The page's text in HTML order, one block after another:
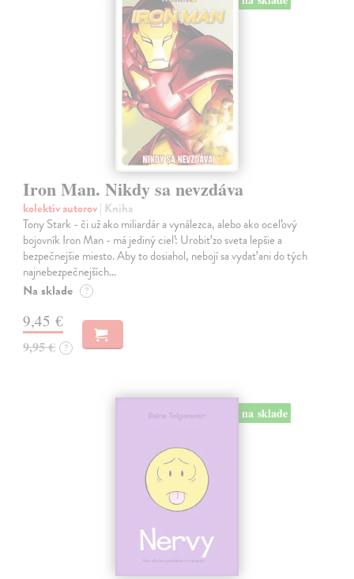
Iron Man. Nikdy sa nevzdáva
kolektív autorov| Kniha
Tony Stark - či už ako miliardár a vynálezca, alebo ako oceľový
bojovník Iron Man - má jediný cieľ: Urobiť zo sveta lepšie a
bezpečnejšie miesto. Aby to dosiahol, nebojí sa vydať ani do tých
najnebezpečnejších…
Na sklade ?
9,45 €
9,95 € ?
na sklade